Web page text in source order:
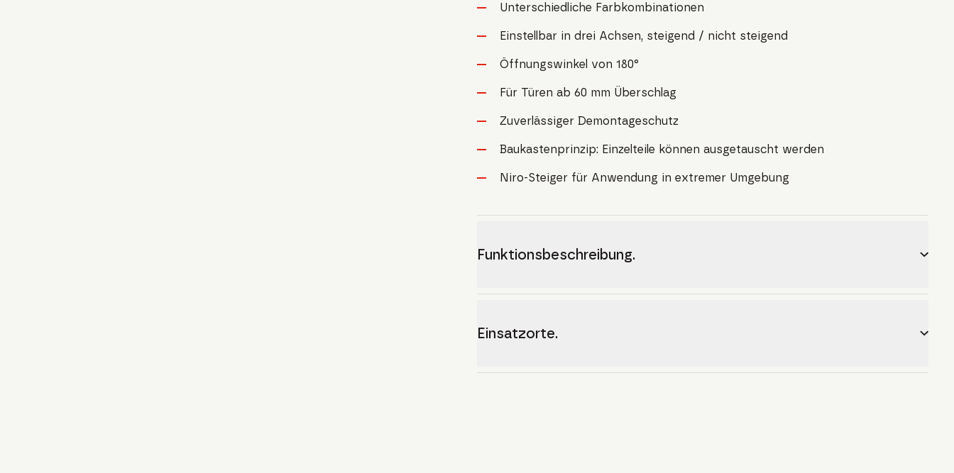
Unterschiedliche Farbkombinationen
Einstellbar in drei Achsen, steigend / nicht steigend
Öffnungswinkel von 180°
Für Türen ab 60 mm Überschlag
Zuverlässiger Demontageschutz
Baukastenprinzip: Einzelteile können ausgetauscht werden
Niro-Steiger für Anwendung in extremer Umgebung
Funktionsbeschreibung.
Einsatzorte.